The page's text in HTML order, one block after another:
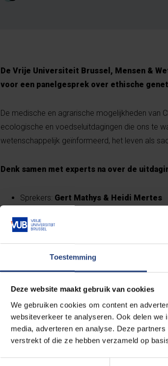
Toestemming
Deze website maakt gebruik van cookies
We gebruiken cookies om content en
websiteverkeer te analyseren. Ook delen
media, adverteren en analyse. Deze
verstrekt of die ze hebben verzameld op
De Vrije Universiteit Brussel, Mensen &
voor een panelgesprek over ethische
De medische en agrarische mogelijkheden van
ecologische en voedseluitdagingen die ons te
wetenschappelijk geïnformeerd, het leven als
Denk samen met experts na over de
Sprekers: Gert Mathys & Heidi Mertes
BOEK HIER JE TICKET
CTRL-
>>> In Brugge,